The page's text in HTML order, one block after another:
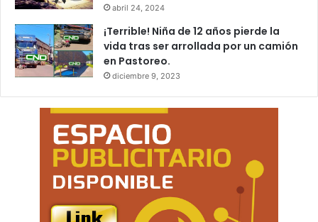
abril 24, 2024
¡Terrible! Niña de 12 años pierde la
vida tras ser arrollada por un camión
en Pastoreo.
diciembre 9, 2023